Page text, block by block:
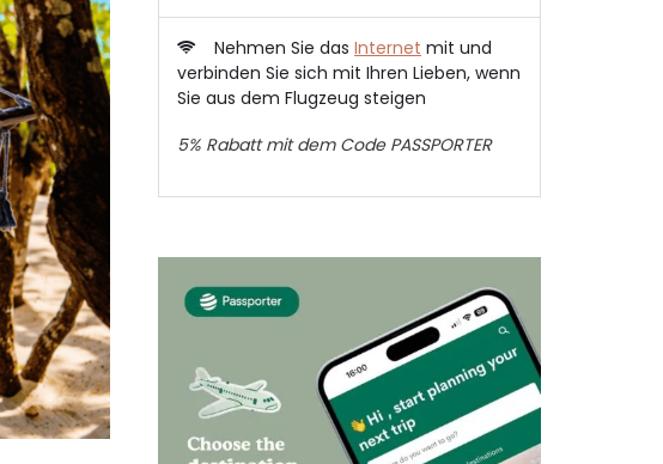
Nehmen Sie das Internet mit und
verbinden Sie sich mit Ihren Lieben, wenn
Sie aus dem Flugzeug steigen
5% Rabatt mit dem Code PASSPORTER